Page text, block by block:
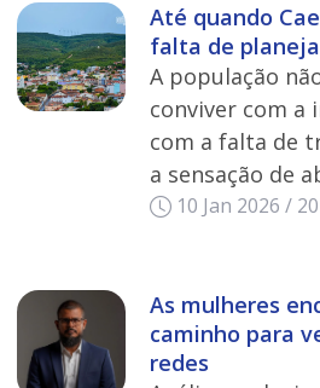
Até quando
falta de
A população
conviver com a
com a falta de
a sensação de
10 Jan 2026 /
As mulheres
caminho para
redes